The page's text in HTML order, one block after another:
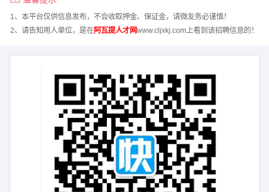
1、本平台仅供信息发布，不会收取押金、保证金，请微友务必谨慎！
2、请告知用人单位，是在阿瓦提人才网www.cljxkj.com上看到该招聘信息的！